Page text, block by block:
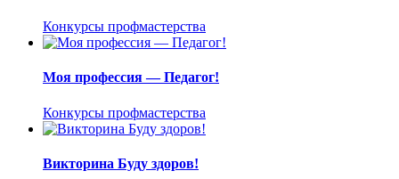
Конкурсы профмастерства
Моя профессия — Педагог!
Конкурсы профмастерства
Викторина Буду здоров!